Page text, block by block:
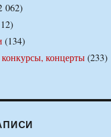
062)
(134)
концерты(233)